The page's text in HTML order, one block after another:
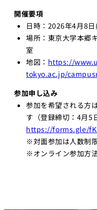
開催要項
日時：2026年4月8
場所：東京大学本郷
室
地図： https://
tokyo.ac.jp/
参加申し込み
参加を希望される方
す（登録締切：4月5
https://forms.gle/
※対面参加は人数制
※オンライン参加方